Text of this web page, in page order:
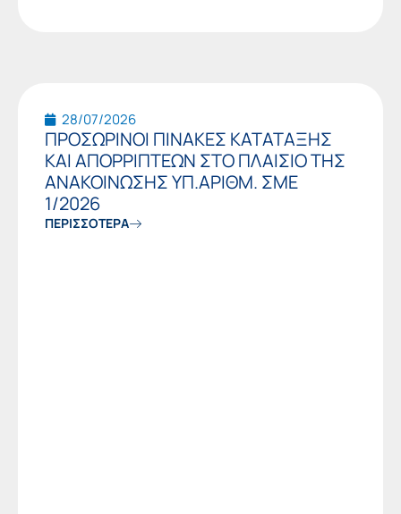
28/07/2026
ΠΡΟΣΩΡΙΝΟΙ ΠΙΝΑΚΕΣ ΚΑΤΑΤΑΞΗΣ
ΚΑΙ ΑΠΟΡΡΙΠΤΕΩΝ ΣΤΟ ΠΛΑΙΣΙΟ ΤΗΣ
ΑΝΑΚΟΙΝΩΣΗΣ ΥΠ.ΑΡΙΘΜ. ΣΜΕ
1/2026
ΠΕΡΙΣΣΟΤΕΡΑ